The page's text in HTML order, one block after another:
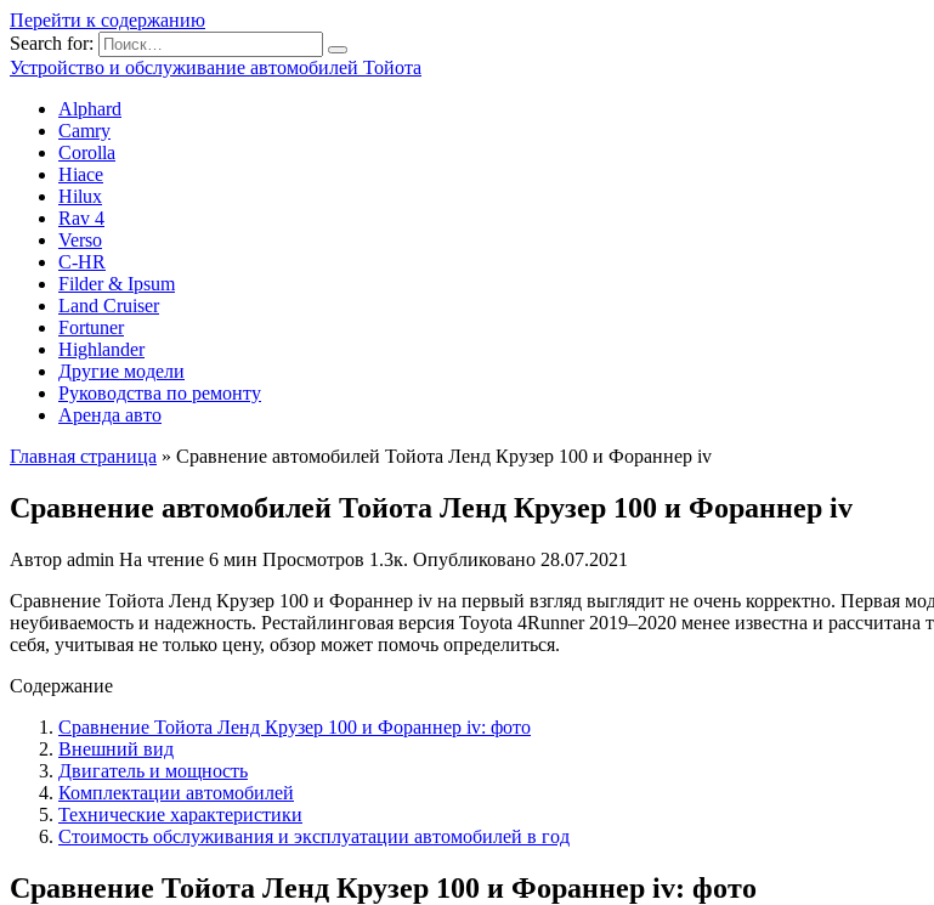
Перейти к содержанию
Search for:
Устройство и обслуживание автомобилей Тойота
Alphard
Camry
Corolla
Hiace
Hilux
Rav 4
Verso
C-HR
Filder & Ipsum
Land Cruiser
Fortuner
Highlander
Другие модели
Руководства по ремонту
Аренда авто
Главная страница » Сравнение автомобилей Тойота Ленд Крузер 100 и Фораннер iv
Сравнение автомобилей Тойота Ленд Крузер 100 и Фораннер iv
Автор admin На чтение 6 мин Просмотров 1.3к. Опубликовано 28.07.2021
Сравнение Тойота Ленд Крузер 100 и Фораннер iv на первый взгляд выглядит не очень корректно. Первая
неубиваемость и надежность. Рестайлинговая версия Toyota 4Runner 2019–2020 менее известна и
себя, учитывая не только цену, обзор может помочь определиться.
Содержание
Сравнение Тойота Ленд Крузер 100 и Фораннер iv: фото
Внешний вид
Двигатель и мощность
Комплектации автомобилей
Технические характеристики
Стоимость обслуживания и эксплуатации автомобилей в год
Сравнение Тойота Ленд Крузер 100 и Фораннер iv: фото